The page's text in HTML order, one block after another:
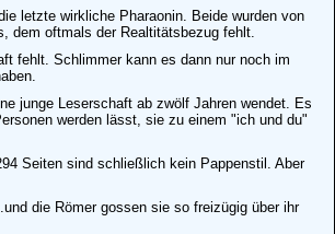
letzte wirkliche Pharaonin. Beide wurden von
dem oftmals der Realtitätsbezug fehlt.
fehlt. Schlimmer kann es dann nur noch im
junge Leserschaft ab zwölf Jahren wendet. Es
werden lässt, sie zu einem "ich und du"
Seiten sind schließlich kein Pappenstil. Aber
die Römer gossen sie so freizügig über ihr